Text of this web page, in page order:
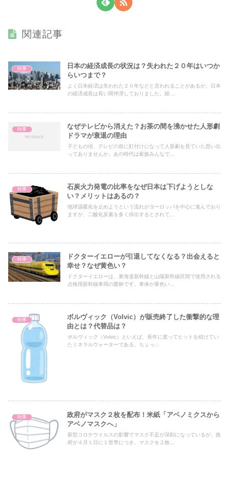
関連記事
時事
日本の経済成長の状況は？失われた２０年はいつか
らいつまで？
よく日本経済は失われた２０年などと言われることがあるが、日本
の経済成長は長い間停滞しておりました。経...
時事
なぜテレビから消えた？お茶の間を沸かせた人形劇
ドラマが衰退の理由
子どもの頃、テレビの前に釘付けになって人形劇を見ていた思い出
ってありませんか。あの時代は家族みんなで...
時事
石炭火力発電の比率をなぜ日本は下げようとしな
い？メリットはあるの？
地球温暖化を止めようという流れがヨーロッパを中心に進んでおり
ますが、二酸化炭素を多く排出するとされて...
時事
ドクターイエローが引退してなくなる？出会えると
幸せ？なぜ黄色い？
ドクターイエローは、東海道新幹線と山陽新幹線区間で使用される
点検用新幹線車両の愛称です。車体が黄色い...
時事
ボルヴィック（Volvic）が販売終了した衝撃的な理
由とは？代替品は？
ボルヴィック（Volvic）といえば、長年に渡ってヒットを続けてい
たミネラルウォーターである。ちょっ...
時事
政府がマスク２枚を配布！米紙「アベノミクスから
アベノマスクへ」
新型コロナウイルスの影響でマスク不足が深刻になっているが、政
府が４月１日に１世帯につき、マスクを２枚...